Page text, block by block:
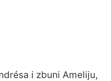
i zbuni Ameliju,